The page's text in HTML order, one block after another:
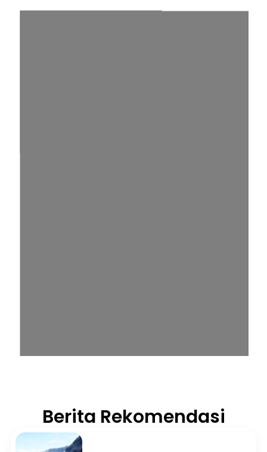
Berita Rekomendasi